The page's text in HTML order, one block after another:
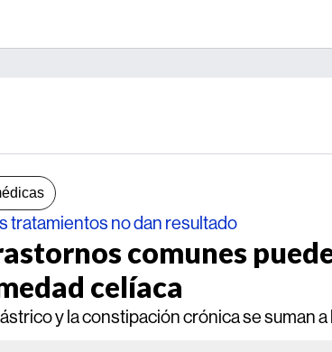
tratamientos no dan resultado
comunes
celíaca
y la constipación crónica se suman